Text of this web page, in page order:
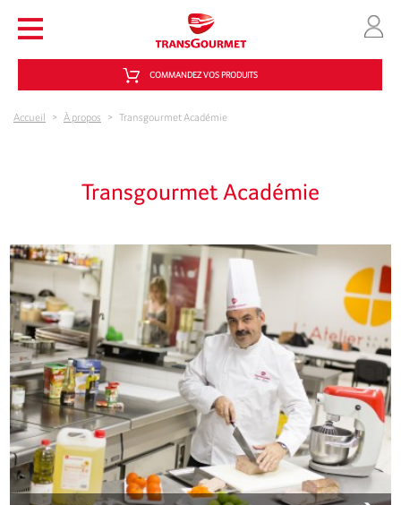
COMMANDEZ VOS PRODUITS
Accueil > À propos > Transgourmet Académie
Transgourmet Académie